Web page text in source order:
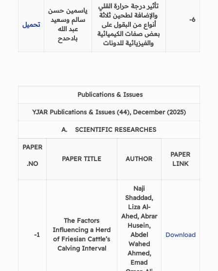
6-
تأثير درجة حرارة القلي
والإضافة لطحين ثلاثة
أنواع من البقول على
بعض صفات الكيميائية
والفيزيائية للدونات
ياسمين حسن
سالم وسعيد
عبد الله
بادحدح
تحميل
Publications & Issues
YJAR Publications & Issues (44), December (2025)
A.SCIENTIFIC RESEARCHES
PAPER
LINK
AUTHOR
PAPER TITLE
PAPER
NO
.
Download
Naji
Shaddad,
Liza Al-
Ahed, Abrar
Husein,
Abdel
Wahed
Ahmed,
Emad
The Factors
Influencing a Herd
of Friesian Cattle’s
Calving Interval
1-